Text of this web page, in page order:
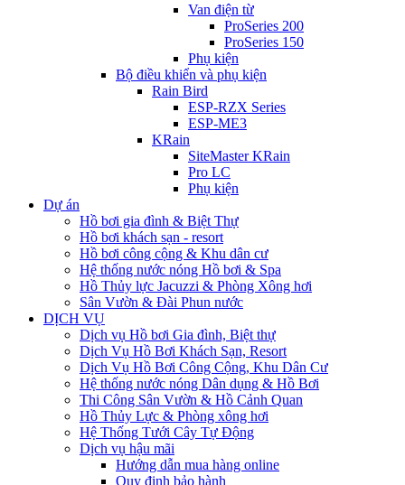
Van điện từ
ProSeries 200
ProSeries 150
Phụ kiện
Bộ điều khiển và phụ kiện
Rain Bird
ESP-RZX Series
ESP-ME3
KRain
SiteMaster KRain
Pro LC
Phụ kiện
Dự án
Hồ bơi gia đình & Biệt Thự
Hồ bơi khách sạn - resort
Hồ bơi công cộng & Khu dân cư
Hệ thống nước nóng Hồ bơi & Spa
Hồ Thủy lực Jacuzzi & Phòng Xông hơi
Sân Vườn & Đài Phun nước
DỊCH VỤ
Dịch vụ Hồ bơi Gia đình, Biệt thự
Dịch Vụ Hồ Bơi Khách Sạn, Resort
Dịch Vụ Hồ Bơi Công Cộng, Khu Dân Cư
Hệ thống nước nóng Dân dụng & Hồ Bơi
Thi Công Sân Vườn & Hồ Cảnh Quan
Hồ Thủy Lực & Phòng xông hơi
Hệ Thống Tưới Cây Tự Động
Dịch vụ hậu mãi
Hướng dẫn mua hàng online
Quy định bảo hành